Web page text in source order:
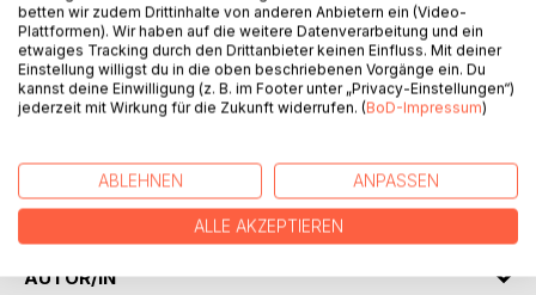
durchlaufen hat. Ihre unbewussten Fehltritte wurden ihr
bewusst. Ihre Schwächen und Bedürfnisse hatte sie nun
erkannt. Dankbar war sie bereit für ein neues, reinen Leben
im Guten, im göttlichen Licht.
Jedes Gedicht ist dabei poetisch durch ein hell/dunkel
hervorzuheben. Die Stimmung der Gedichte wird dadurch
besonders ins Licht gestellt. Lassen Sie sich mit in die
Tiefe reißen!
AUTOR/IN
betten wir zudem Drittinhalte von anderen Anbietern ein (Video-
Plattformen). Wir haben auf die weitere Datenverarbeitung und ein
etwaiges Tracking durch den Drittanbieter keinen Einfluss. Mit deiner
Einstellung willigst du in die oben beschriebenen Vorgänge ein. Du
kannst deine Einwilligung (z. B. im Footer unter „Privacy-Einstellungen“)
jederzeit mit Wirkung für die Zukunft widerrufen. (BoD-Impressum)
ABLEHNEN ANPASSEN
ALLE AKZEPTIEREN